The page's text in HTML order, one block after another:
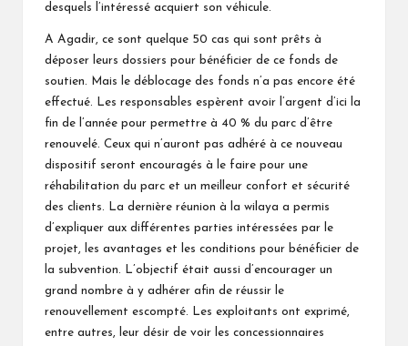
desquels l’intéressé acquiert son véhicule.
A Agadir, ce sont quelque 50 cas qui sont prêts à
déposer leurs dossiers pour bénéficier de ce fonds de
soutien. Mais le déblocage des fonds n’a pas encore été
effectué. Les responsables espèrent avoir l’argent d’ici la
fin de l’année pour permettre à 40 % du parc d’être
renouvelé. Ceux qui n’auront pas adhéré à ce nouveau
dispositif seront encouragés à le faire pour une
réhabilitation du parc et un meilleur confort et sécurité
des clients. La dernière réunion à la wilaya a permis
d’expliquer aux différentes parties intéressées par le
projet, les avantages et les conditions pour bénéficier de
la subvention. L’objectif était aussi d’encourager un
grand nombre à y adhérer afin de réussir le
renouvellement escompté. Les exploitants ont exprimé,
entre autres, leur désir de voir les concessionnaires